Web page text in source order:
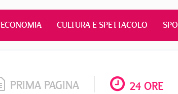
ECONOMIA CULTURA E SPETTACOLO
PRIMA PAGINA 24 ORE